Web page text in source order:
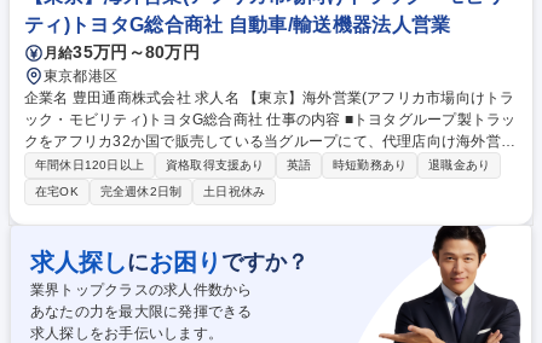
れます。 募集職種 【営業/ゴルフ好き大歓迎】リモート可/営業スタイルは
自分で決定
ティ)トヨタG総合商社 自動車/輸送機器法人営業
月給35万円～80万円
東京都港区
企業名 豊田通商株式会社 求人名 【東京】海外営業(アフリカ市場向けトラ
ック・モビリティ)トヨタG総合商社 仕事の内容 ■トヨタグループ製トラッ
クをアフリカ32か国で販売している当グループにて、代理店向け海外営業
として各種交渉や需給調整を担当。市場調査や販売計画立案を行い、新規
市場開拓と事業拡大に取り組んで頂きます。 ・トラックの代理店向け海外
営業 （代理店・メーカーとのコミュニケーション、価格交渉、需給、商品
等） ・新規市場開拓（市場調査・分析・販売計画立案等） 【キャリアパ
ス】採用後は国担当として、商品・市場の特性を習得すると共に、代理店
との信頼関係を構築。2年目以降は実務リーダーとして業務推進。将来的
には海外駐在の可能性もございます。 募集職種 【東京】海外営業(アフリ
カ市場向けトラック・モビリティ)トヨタG総合商社
年間休日120日以上 資格取得支援あり 英語 時短勤務あり
退職金あり
在宅OK
完全週休2日制 土日祝休み
求人探しにお困り ですか？
業界トップクラスの求人件数から
あなたの力を最大限に発揮できる
求人探しをお手伝いします。